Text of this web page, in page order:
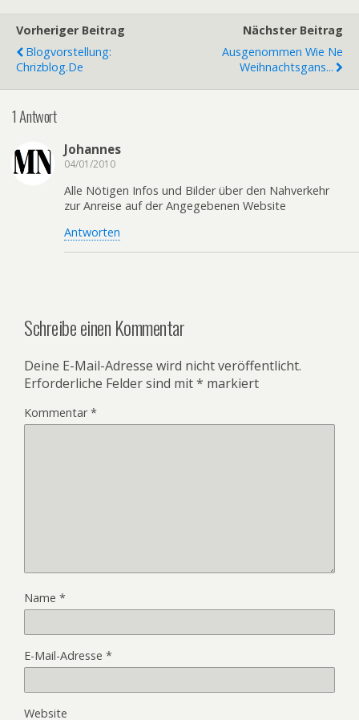
Vorheriger Beitrag
Blogvorstellung:
Chrizblog.de
Nächster Beitrag
Ausgenommen Wie Ne
Weihnachtsgans...
1 Antwort
Johannes
04/01/2010
Alle Nötigen Infos und Bilder über den Nahverkehr
zur Anreise auf der Angegebenen Website
Antworten
Schreibe einen Kommentar
Deine E-Mail-Adresse wird nicht veröffentlicht.
Erforderliche Felder sind mit* markiert
Kommentar*
Name *
E-Mail-Adresse *
Website